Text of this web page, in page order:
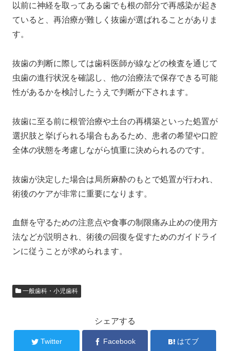
以前に神経を取ってある歯でも根の部分で再感染が起き
ていると、再治療が難しく抜歯が選ばれることがありま
す。
抜歯の判断に際しては歯科医師が線などの検査を通じて
虫歯の進行状況を確認し、他の治療法で保存できる可能
性があるかを検討したうえで判断が下されます。
抜歯に至る前に根管治療や土台の再構築といった処置が
選択肢と挙げられる場合もあるため、患者の希望や口腔
全体の状態を考慮しながら慎重に決められるのです。
抜歯が決定した場合は局所麻酔のもとで処置が行われ、
術後のケアが非常に重要になります。
血餅を守るための注意点や食事の制限痛み止めの使用方
法などが説明され、術後の回復を促すためのガイドライ
ンに従うことが求められます。
一般歯科・小児歯科
シェアする
Twitter Facebook はてブ